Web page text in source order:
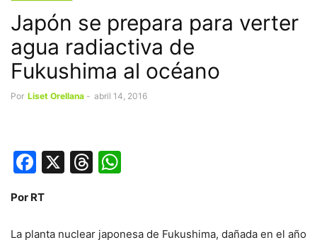
Japón se prepara para verter
agua radiactiva de
Fukushima al océano
Por Liset Orellana - abril 14, 2016
Facebook
X Threads
Por RT
La planta nuclear japonesa de Fukushima, dañada en el año